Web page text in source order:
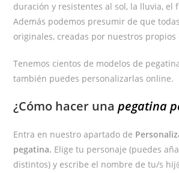
duración y resistentes al sol, la lluvia, el
Además podemos presumir de que
originales, creadas por nuestros propios
Tenemos cientos de modelos de
también puedes personalizarlas online.
¿Cómo hacer unapegatina
Entra en nuestro apartado de
pegatina. Elige tu personaje (puedes
distintos) y escribe el nombre de tu/s